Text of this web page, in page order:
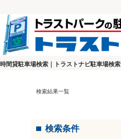
時間貸駐車場検索｜トラストナビ駐車場検索
検索結果一覧
検索条件